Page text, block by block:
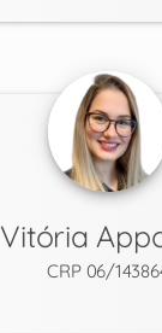
Vitória
CRP 06/